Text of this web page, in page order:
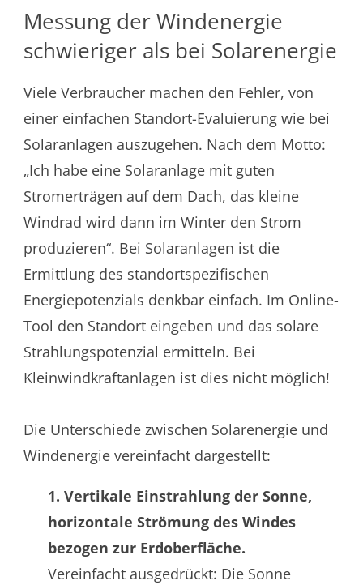
Messung der Windenergie
schwieriger als bei Solarenergie
Viele Verbraucher machen den Fehler, von
einer einfachen Standort-Evaluierung wie bei
Solaranlagen auszugehen. Nach dem Motto:
„Ich habe eine Solaranlage mit guten
Stromerträgen auf dem Dach, das kleine
Windrad wird dann im Winter den Strom
produzieren“. Bei Solaranlagen ist die
Ermittlung des standortspezifischen
Energiepotenzials denkbar einfach. Im Online-
Tool den Standort eingeben und das solare
Strahlungspotenzial ermitteln. Bei
Kleinwindkraftanlagen ist dies nicht möglich!
Die Unterschiede zwischen Solarenergie und
Windenergie vereinfacht dargestellt:
1. Vertikale Einstrahlung der Sonne,
horizontale Strömung des Windes
bezogen zur Erdoberfläche.
Vereinfacht ausgedrückt: Die Sonne